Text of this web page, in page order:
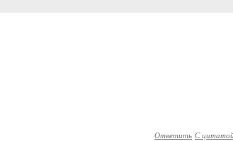
Ответить С